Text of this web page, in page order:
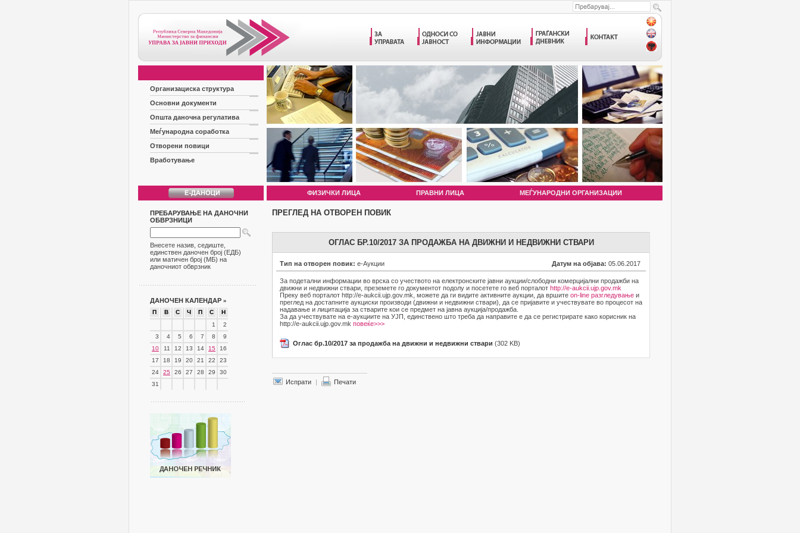
Организациска структура
Основни документи
Општа даночна регулатива
Меѓународна соработка
Отворени повици
Вработување
ФИЗИЧКИ ЛИЦА ПРАВНИ ЛИЦА МЕЃУНАРОДНИ ОРГАНИЗАЦИИ
ПРЕБАРУВАЊЕ НА ДАНОЧНИ
ОБВРЗНИЦИ
Внесете назив, седиште,
единствен даночен број (ЕДБ)
или матичен број (МБ) на
даночниот обврзник
ДАНОЧЕН КАЛЕНДАР »
П В С Ч П С
Н
1
2
3
4 5 6 7 8
9
10
11 12 13 14 15
16
17
18 19 20 21 22
23
24
25 26 27 28 29
30
31
ПРЕГЛЕД НА ОТВОРЕН ПОВИК
ОГЛАС БР.10/2017 ЗА ПРОДАЖБА НА ДВИЖНИ И НЕДВИЖНИ СТВАРИ
Тип на отворен повик: е-Аукции Датум на објава: 05.06.2017
За подетални информации во врска со учеството на електронските јавни аукции/слободни комерцијални продажби на
движни и недвижни ствари, преземете го документот подолу и посетете го веб порталот http://e-aukcii.ujp.gov.mk
Преку веб порталот http://e-aukcii.ujp.gov.mk, можете да ги видите активните аукции, да вршите on-line разгледување и
преглед на достапните аукциски производи (движни и недвижни ствари), да се пријавите и учествувате во процесот на
надавање и лицитација за стварите кои се предмет на јавна аукција/продажба.
За да учествувате на е-аукциите на УЈП, единствено што треба да направите е да се регистрирате како корисник на
http://e-aukcii.ujp.gov.mk повеќе>>>
Оглас бр.10/2017 за продажба на движни и недвижни ствари (302 KB)
Испрати | Печати